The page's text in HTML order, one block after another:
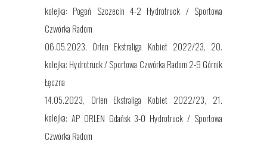
kolejka: Pogoń Szczecin 4-2 Hydrotruck / Sportowa
Czwórka Radom
06.05.2023, Orlen Ekstraliga Kobiet 2022/23, 20.
kolejka: Hydrotruck / Sportowa Czwórka Radom 2-9 Górnik
Łęczna
14.05.2023, Orlen Ekstraliga Kobiet 2022/23, 21.
kolejka: AP ORLEN Gdańsk 3-0 Hydrotruck / Sportowa
Czwórka Radom